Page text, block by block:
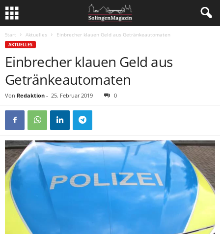
Start Aktuelles Einbrecher klauen Geld aus Getränkeautomaten
AKTUELLES
Einbrecher klauen Geld aus
Getränkeautomaten
Von Redaktion - 25. Februar 2019 0